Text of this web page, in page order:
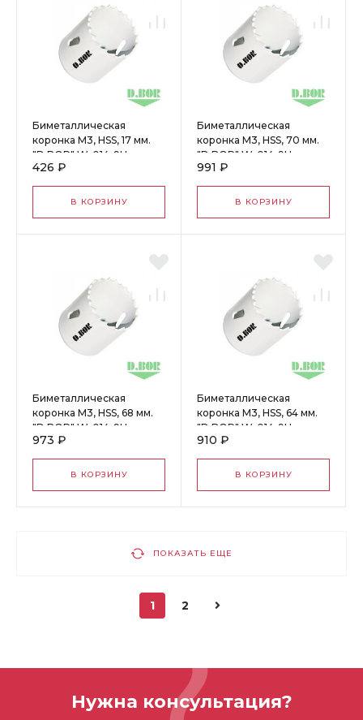
Биметаллическая
коронка М3, HSS, 17 мм.
"D.BOR" W-014-9H-
4001705D
426 ₽
В КОРЗИНУ
Биметаллическая
коронка М3, HSS, 70 мм.
"D.BOR" W-014-9H-
4007005D
991 ₽
В КОРЗИНУ
Биметаллическая
коронка М3, HSS, 68 мм.
"D.BOR" W-014-9H-
4006805D
973 ₽
В КОРЗИНУ
Биметаллическая
коронка М3, HSS, 64 мм.
"D.BOR" W-014-9H-
4006405D
910 ₽
В КОРЗИНУ
ПОКАЗАТЬ ЕЩЕ
1 2
Нужна консультация?